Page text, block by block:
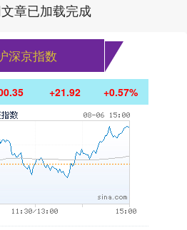
章已加载完成
深京指数
+21.92 +0.57%